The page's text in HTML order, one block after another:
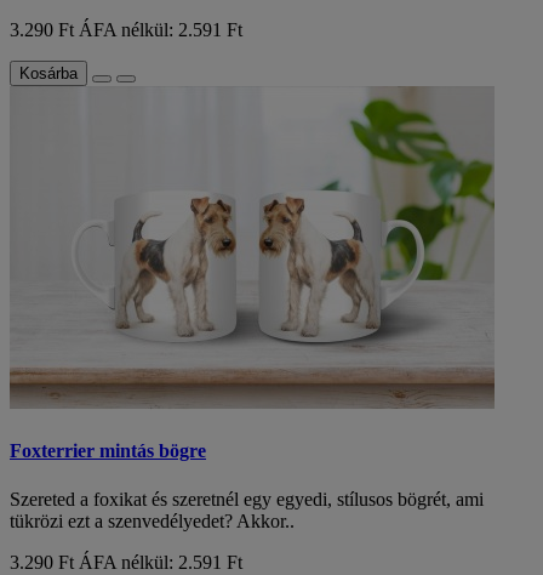
3.290 Ft ÁFA nélkül: 2.591 Ft
Kosárba
Foxterrier mintás bögre
Szereted a foxikat és szeretnél egy egyedi, stílusos bögrét, ami
tükrözi ezt a szenvedélyedet? Akkor..
3.290 Ft ÁFA nélkül: 2.591 Ft